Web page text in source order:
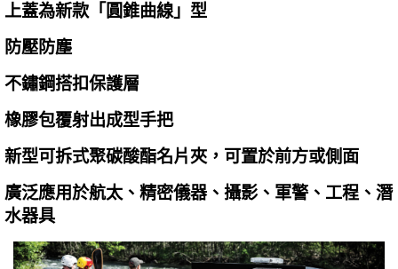
上蓋為新款「圓錐曲線」型
防壓防塵
不鏽鋼搭扣保護層
橡膠包覆射出成型手把
新型可拆式聚碳酸酯名片夾，可置於前方或側面
廣泛應用於航太、精密儀器、攝影、軍警、工程、潛
水器具